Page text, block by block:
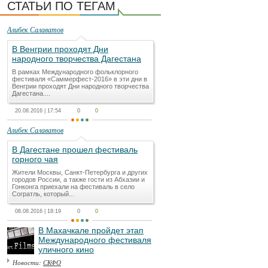
СТАТЬИ ПО ТЕГАМ
Алибек Салаватов
В Венгрии проходят Дни
народного творчества Дагестана
В рамках Международного фольклорного
фестиваля «Саммерфест-2016» в эти дни в
Венгрии проходят Дни народного творчества
Дагестана....
20.08.2016 | 17:54 0 0
Алибек Салаватов
В Дагестане прошел фестиваль
горного чая
Жители Москвы, Санкт-Петербурга и других
городов России, а также гости из Абхазии и
Гонконга приехали на фестиваль в село
Согратль, который...
08.08.2016 | 18:19 0 0
В Махачкале пройдет этап
Международного фестиваля
уличного кино
Новости: СКФО